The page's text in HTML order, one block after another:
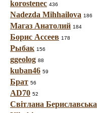
korostenec 436
Nadezda Mihhailova 186
Магаз Анатолий 184
Борис Ассеев 178
Рыбак 156
ggeolog 88
kuban46 59
Брат 56
AD70 52
Світлана Бериславська